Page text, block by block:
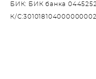
БИК: БИК банка
К/